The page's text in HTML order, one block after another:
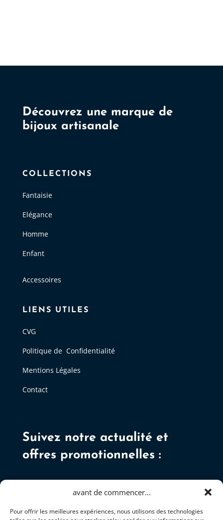
avant de commencer...
Pour offrir les meilleures expériences, nous utilisons des technologies
Découvrez une marque de
bijoux artisanale
COLLECTIONS
Fantaisie
Elégance
Homme
Enfant
Accessoires
LIENS UTILES
CVG
Politique de Confidentialité
Mentions Légales
Contact
Suivez notre actualité et
offres promotionnelles :